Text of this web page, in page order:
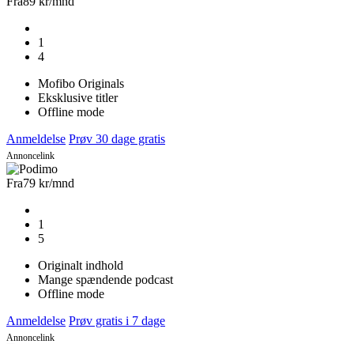
1
4
Mofibo Originals
Eksklusive titler
Offline mode
Anmeldelse Prøv 30 dage gratis
Annoncelink
Fra79 kr/mnd
1
5
Originalt indhold
Mange spændende podcast
Offline mode
Anmeldelse Prøv gratis i 7 dage
Annoncelink